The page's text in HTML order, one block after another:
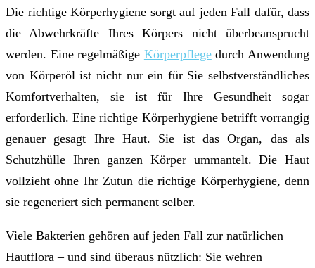
Die richtige Körperhygiene sorgt auf jeden Fall dafür, dass
die Abwehrkräfte Ihres Körpers nicht überbeansprucht
werden. Eine regelmäßige Körperpflegedurch Anwendung
von Körperöl ist nicht nur ein für Sie selbstverständliches
Komfortverhalten, sie ist für Ihre Gesundheit sogar
erforderlich. Eine richtige Körperhygiene betrifft vorrangig
genauer gesagt Ihre Haut. Sie ist das Organ, das als
Schutzhülle Ihren ganzen Körper ummantelt. Die Haut
vollzieht ohne Ihr Zutun die richtige Körperhygiene, denn
sie regeneriert sich permanent selber.
Viele Bakterien gehören auf jeden Fall zur natürlichen
Hautflora – und sind überaus nützlich: Sie wehren